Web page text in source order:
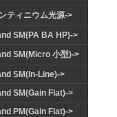
ティニウム光源->
SM(PA BA HP)->
SM(Micro 小型)->
SM(In-Line)->
SM(Gain Flat)->
PM(Gain Flat)->